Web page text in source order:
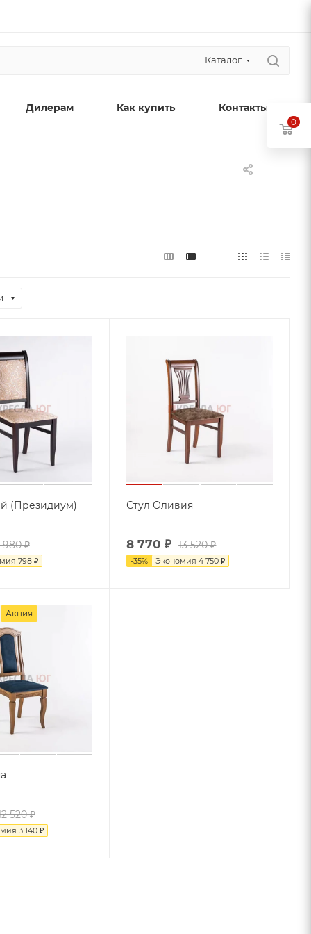
Каталог
Дилерам Как купить Контакты
(Президиум)
980₽
798₽
Стул Оливия
8 770 ₽ 13 520₽
-35% Экономия 4 750 ₽
Акция
520₽
3 140₽
0